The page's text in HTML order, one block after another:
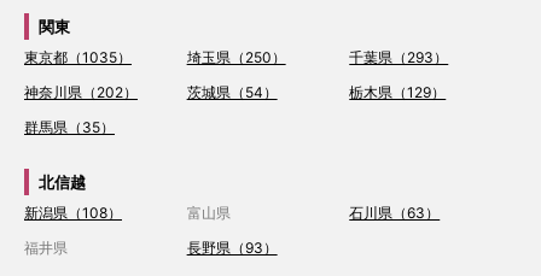
関東
東京都（1035） 埼玉県（250）
千葉県（293）
神奈川県（202）
茨城県（54）
栃木県（129）
群馬県（35）
北信越
新潟県（108） 富山県
石川県（63）
福井県
長野県（93）